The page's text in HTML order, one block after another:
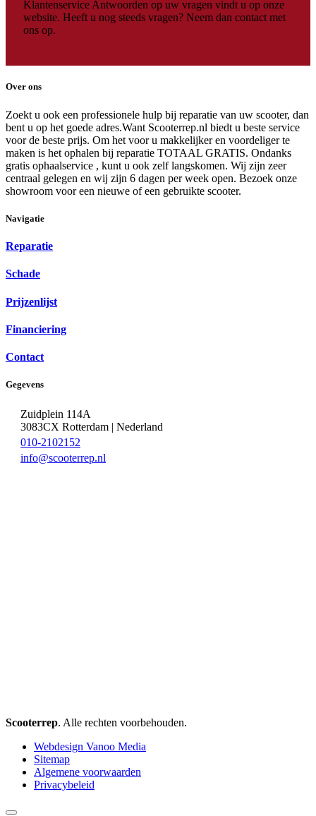
Klantenservice Antwoorden op uw vragen vindt u op onze
website. Heeft u nog steeds vragen? Neem dan contact met
ons op.
Over ons
Zoekt u ook een professionele hulp bij reparatie van uw scooter, dan
bent u op het goede adres.Want Scooterrep.nl biedt u beste service
voor de beste prijs. Om het voor u makkelijker en voordeliger te
maken is het ophalen bij reparatie TOTAAL GRATIS. Ondanks
gratis ophaalservice , kunt u ook zelf langskomen. Wij zijn zeer
centraal gelegen en wij zijn 6 dagen per week open. Bezoek onze
showroom voor een nieuwe of een gebruikte scooter.
Navigatie
Reparatie
Schade
Prijzenlijst
Financiering
Contact
Gegevens
Zuidplein 114A
3083CX Rotterdam | Nederland
010-2102152
info@scooterrep.nl
Scooterrep. Alle rechten voorbehouden.
Webdesign Vanoo Media
Sitemap
Algemene voorwaarden
Privacybeleid